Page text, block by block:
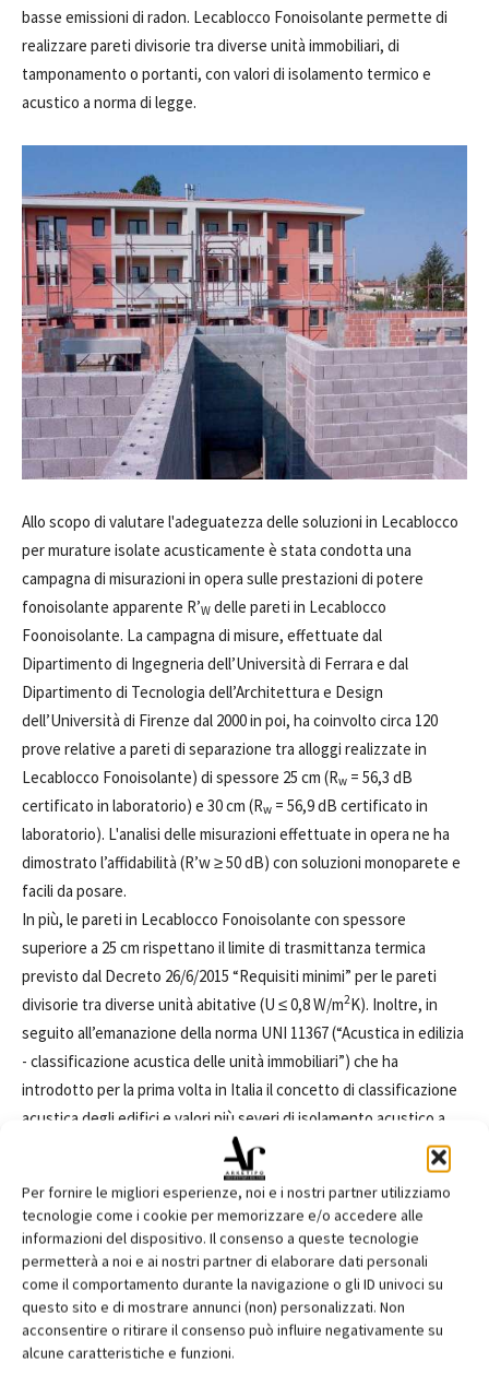
Per fornire le migliori esperienze, noi e i nostri partner utilizziamo
tecnologie come i cookie per memorizzare e/o accedere alle
informazioni del dispositivo. Il consenso a queste tecnologie
permetterà a noi e ai nostri partner di elaborare dati personali
come il comportamento durante la navigazione o gli ID univoci su
questo sito e di mostrare annunci (non) personalizzati. Non
acconsentire o ritirare il consenso può influire negativamente su
alcune caratteristiche e funzioni.
basse emissioni di radon. Lecablocco Fonoisolante permette di
realizzare pareti divisorie tra diverse unità immobiliari, di
tamponamento o portanti, con valori di isolamento termico e
acustico a norma di legge.
Allo scopo di valutare l'adeguatezza delle soluzioni in Lecablocco
per murature isolate acusticamente è stata condotta una
campagna di misurazioni in opera sulle prestazioni di potere
fonoisolante apparente R’W delle pareti in Lecablocco
Foonoisolante. La campagna di misure, effettuate dal
Dipartimento di Ingegneria dell’Università di Ferrara e dal
Dipartimento di Tecnologia dell’Architettura e Design
dell’Università di Firenze dal 2000 in poi, ha coinvolto circa 120
prove relative a pareti di separazione tra alloggi realizzate in
Lecablocco Fonoisolante) di spessore 25 cm (Rw = 56,3 dB
certificato in laboratorio) e 30 cm (Rw = 56,9 dB certificato in
laboratorio). L'analisi delle misurazioni effettuate in opera ne ha
dimostrato l’affidabilità (R’w ≥ 50 dB) con soluzioni monoparete e
facili da posare.
In più, le pareti in Lecablocco Fonoisolante con spessore
superiore a 25 cm rispettano il limite di trasmittanza termica
previsto dal Decreto 26/6/2015 “Requisiti minimi” per le pareti
divisorie tra diverse unità abitative (U ≤ 0,8 W/m2K). Inoltre, in
seguito all’emanazione della norma UNI 11367 (“Acustica in edilizia
- classificazione acustica delle unità immobiliari”) che ha
introdotto per la prima volta in Italia il concetto di classificazione
acustica degli edifici e valori più severi di isolamento acustico a
seconda della classe considerata, ANPEL ha studiato una serie di
soluzioni basandosi sul Lecablocco Fonoisolante, già affidabile
per il DPCM 5/12/1997 tuttora in vigore, rendendolo ancora più
performante grazie all’abbinamento con pannelli preaccoppiati in
cartongesso e lana minerale in controparete per offrire soluzioni
per rispondere alle classi più elevate con ottimi valori di potere
fonoisolante (fino a R W = 64 dB certificato in laboratorio e R’
58 dB in opera).